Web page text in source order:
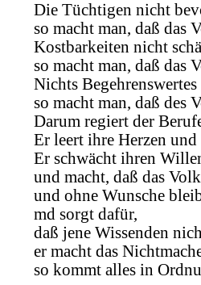
Die Tüchtigen nicht
so macht man, daß das
Kostbarkeiten nicht
so macht man, daß das
Nichts Begehrenswertes
so macht man, daß des
Darum regiert der
Er leert ihre Herzen
Er schwächt ihren
und macht, daß das
und ohne Wunsche
md sorgt dafür,
daß jene Wissenden
er macht das
so kommt alles in